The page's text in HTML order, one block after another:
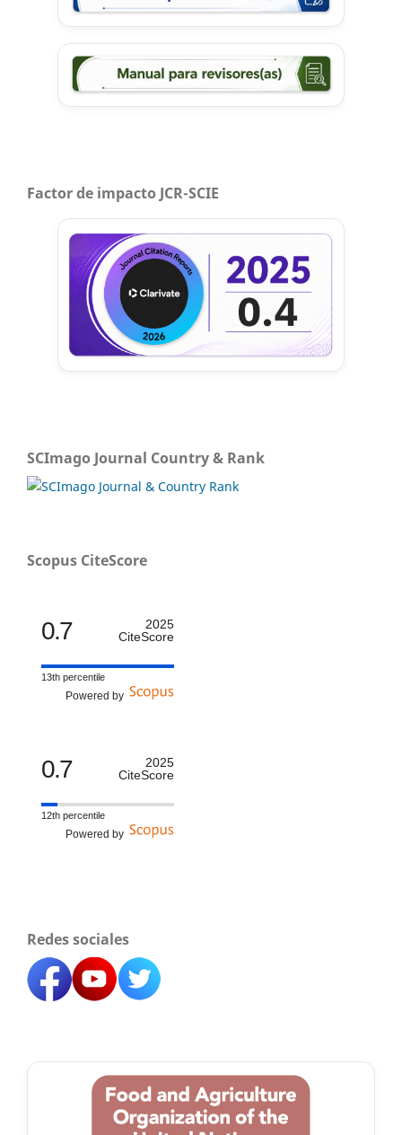
Factor de impacto JCR-SCIE
SCImago Journal Country & Rank
Scopus CiteScore
0.7
2025
CiteScore
13th percentile
Powered by
0.7
2025
CiteScore
12th percentile
Powered by
Redes sociales